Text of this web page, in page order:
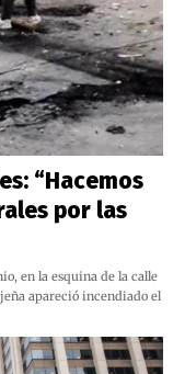
“Hacemos
por las
en la esquina de la calle
apareció incendiado el